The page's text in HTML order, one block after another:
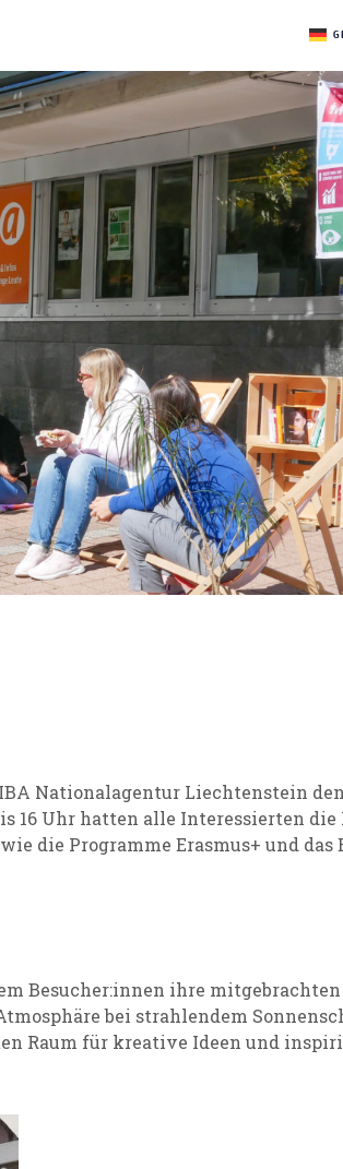
Nationalagentur Liechtenstein
16 Uhr hatten alle Interessierten
die Programme Erasmus+ und das
Besucher:innen ihre
bei strahlendem
Raum für kreative Ideen und